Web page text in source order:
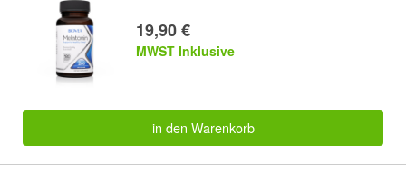
19,90 €
MWST Inklusive
in den Warenkorb